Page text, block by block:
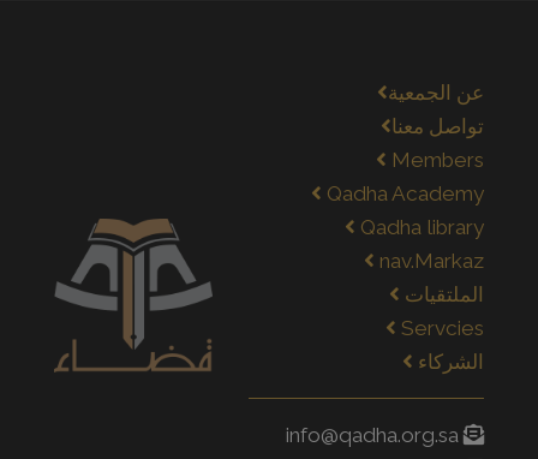
عن الجمعية
تواصل معنا
Members
Qadha Academy
Qadha library
nav.Markaz
الملتقيات
Servcies
الشركاء
info@qadha.org.sa